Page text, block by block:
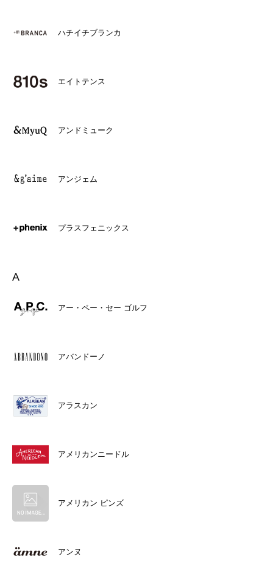
ハチイチブランカ
エイトテンス
アンドミューク
アンジェム
プラスフェニックス
A
アー・ペー・セー ゴルフ
アバンドーノ
アラスカン
アメリカンニードル
アメリカン ピンズ
アンヌ